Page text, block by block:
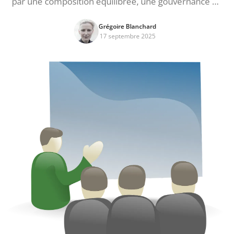
Grégoire Blanchard
17 septembre 2025